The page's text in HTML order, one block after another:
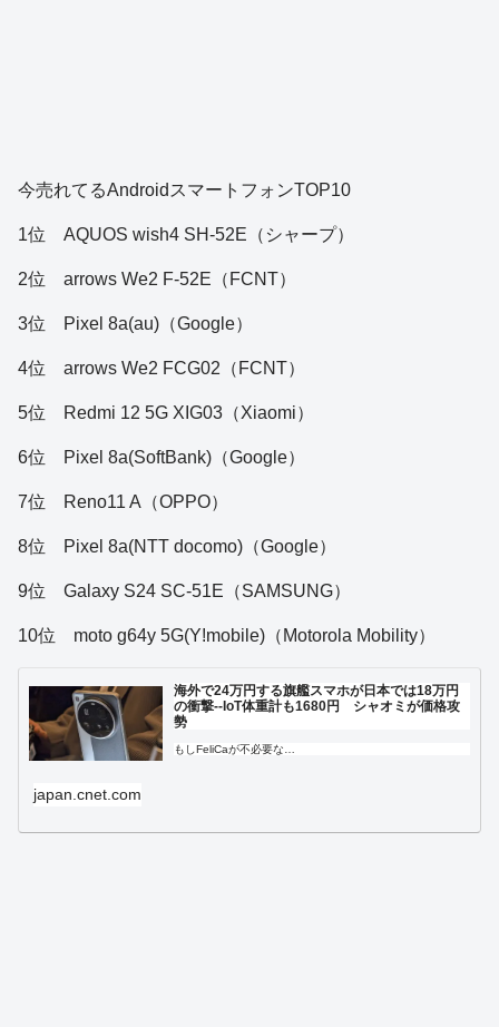
今売れてるAndroidスマートフォンTOP10
1位 AQUOS wish4 SH-52E（シャープ）
2位 arrows We2 F-52E（FCNT）
3位 Pixel 8a(au)（Google）
4位 arrows We2 FCG02（FCNT）
5位 Redmi 12 5G XIG03（Xiaomi）
6位 Pixel 8a(SoftBank)（Google）
7位 Reno11 A（OPPO）
8位 Pixel 8a(NTT docomo)（Google）
9位 Galaxy S24 SC-51E（SAMSUNG）
10位 moto g64y 5G(Y!mobile)（Motorola Mobility）
海外で24万円する旗艦スマホが日本では18万円
の衝撃--IoT体重計も1680円 シャオミが価格攻
勢
もしFeliCaが不必要な…
japan.cnet.com